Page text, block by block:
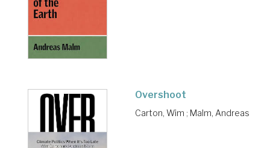
Overshoot
Carton, Wim ; Malm, Andreas